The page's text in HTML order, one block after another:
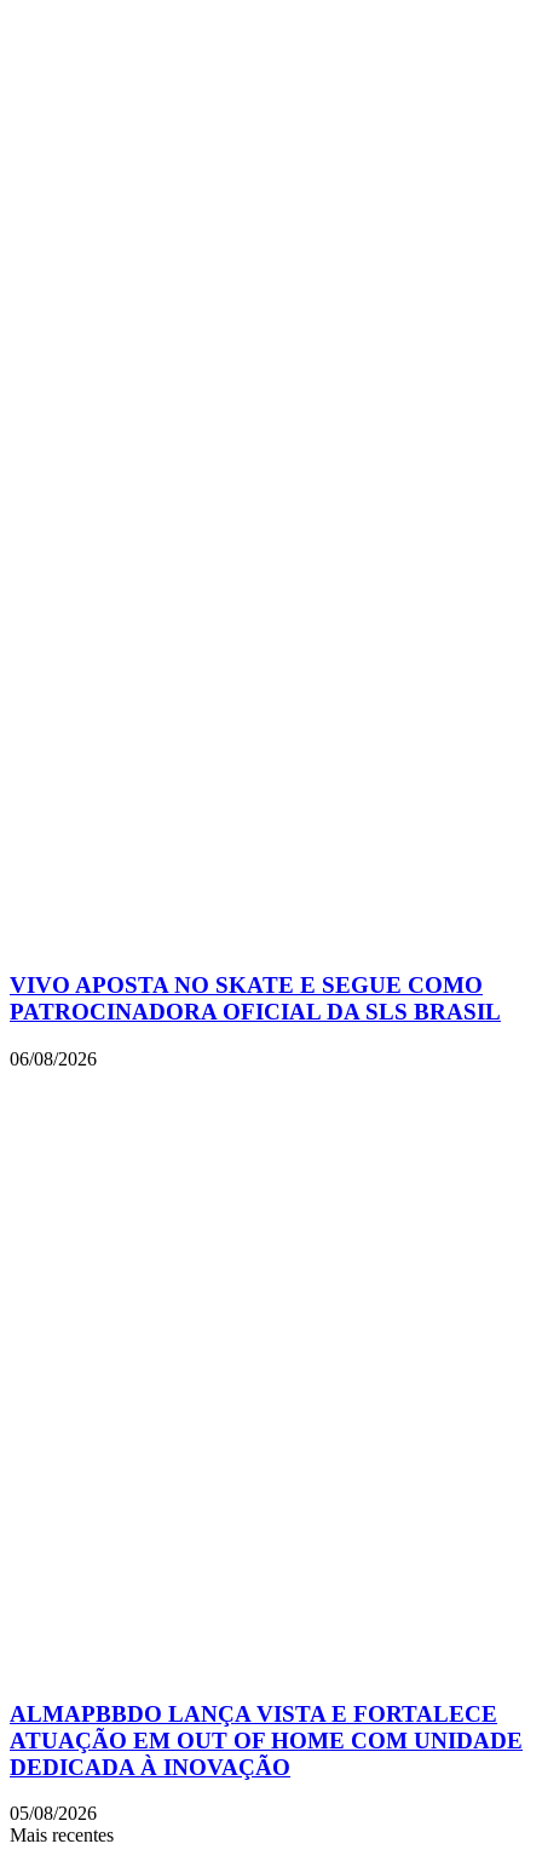
VIVO APOSTA NO SKATE E SEGUE COMO
PATROCINADORA OFICIAL DA SLS BRASIL
06/08/2026
ALMAPBBDO LANÇA VISTA E FORTALECE
ATUAÇÃO EM OUT OF HOME COM UNIDADE
DEDICADA À INOVAÇÃO
05/08/2026
Mais recentes